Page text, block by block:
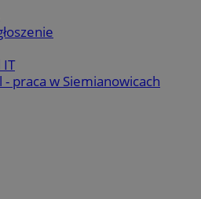
- praca w Siemianowicach